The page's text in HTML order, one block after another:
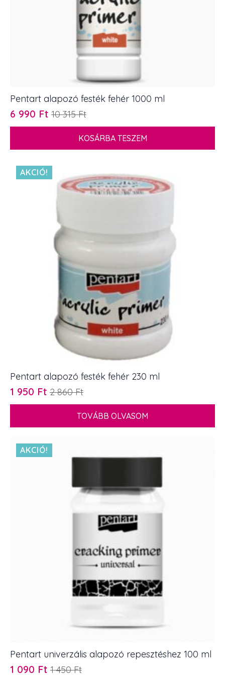
Pentart alapozó festék fehér 1000 ml
10 315Ft
Original
315 Ft.
6 990 Ft
Current
990 Ft.
KOSÁRBA TESZEM
AKCIÓ!
Pentart alapozó festék fehér 230 ml
2 860Ft
Original
price
860 Ft.
1 950 Ft
Current
price
950 Ft.
TOVÁBB OLVASOM
AKCIÓ!
Pentart univerzális alapozó repesztéshez 100 ml
1 450Ft
1 090 Ft